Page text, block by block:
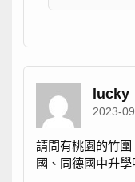
lucky
2023-
請問有桃園的竹
國、同德國中升